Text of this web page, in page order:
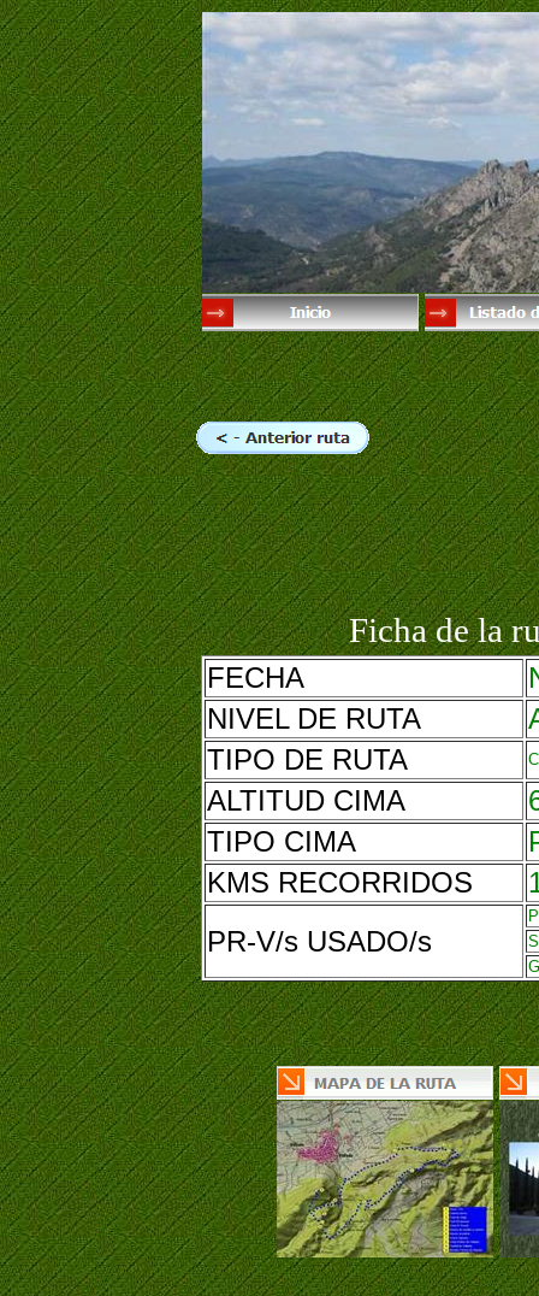
Ficha de la
FECHA
NIVEL DE RUTA
TIPO DE RUTA
ALTITUD CIMA
TIPO CIMA
KMS RECORRIDOS
PR-V/s USADO/s